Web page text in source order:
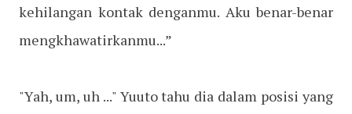
kehilangan kontak denganmu. Aku benar-benar
mengkhawatirkanmu...”
"Yah, um, uh ..." Yuuto tahu dia dalam posisi yang